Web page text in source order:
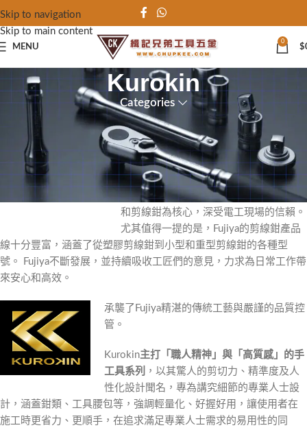
Skip to navigation
Skip to main content
MENU
0
$
Kurokin
Categories
kurokin 為百年手工具Fujiya 富士箭旗下
品牌
自1923年創立以來，Fujiya品牌數百年來
一直秉持著「品質第一」的理念，致力於
打造優質工具。其產品以耐用精準的鉗子
和剪線鉗為核心，深受電工現場的信賴。
尤其值得一提的是，Fujiya的剪線鉗產品
線十分豐富，涵蓋了從塑膠剪線鉗到小型和重型剪線鉗的各種型
號。 Fujiya不斷發展，並持續吸收工匠們的意見，力求為日常工作帶
來安心和高效。
承襲了Fujiya精湛的傳統工藝與嚴謹的品質控
管。
Kurokin主打「職人精神」與「高質感」的手
工具系列
，以其驚人的剪切力、精準度及人
性化設計聞名，專為講究細節的專業人士設
計，涵蓋鉗類、工具腰包等，強調輕量化、好握好用，讓使用者在
施工時更省力、更順手，在追求滿足專業人士需求的易用性的同